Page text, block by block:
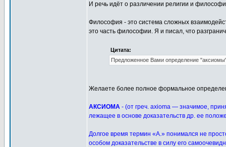
И речь идёт о различении религии и
Философия - это система сложных
это часть философии. Я и писал, что
Цитата:
Предложенное Вами определение
Желаете более полное формальное
АКСИОМА - (от греч. axioma — значимое,
лежащее в основе доказательств др. ее
Долгое время термин «А.» понимался не
особом доказательстве в силу его